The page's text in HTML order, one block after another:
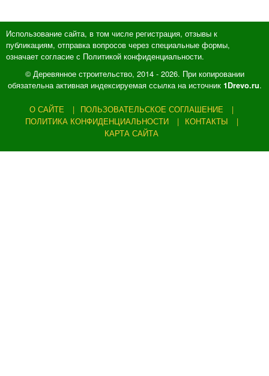
Использование сайта, в том числе регистрация, отзывы к
публикациям, отправка вопросов через специальные формы,
означает согласие с Политикой конфиденциальности.
© Деревянное строительство, 2014 - 2026. При копировании
обязательна активная индексируемая ссылка на источник 1Drevo.ru.
О САЙТЕ
ПОЛЬЗОВАТЕЛЬСКОЕ СОГЛАШЕНИЕ
ПОЛИТИКА КОНФИДЕНЦИАЛЬНОСТИ
КОНТАКТЫ
КАРТА САЙТА